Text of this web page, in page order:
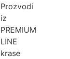
Prozvodi
iz
PREMIUM
LINE
krase